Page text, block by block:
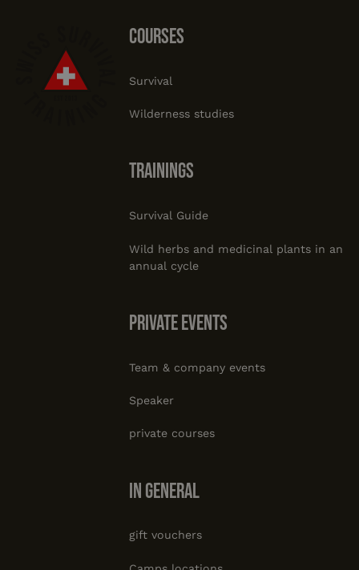
courses
Survival
Wilderness studies
trainings
Survival Guide
Wild herbs and medicinal plants in an
annual cycle
private events
Team & company events
Speaker
private courses
In general
gift vouchers